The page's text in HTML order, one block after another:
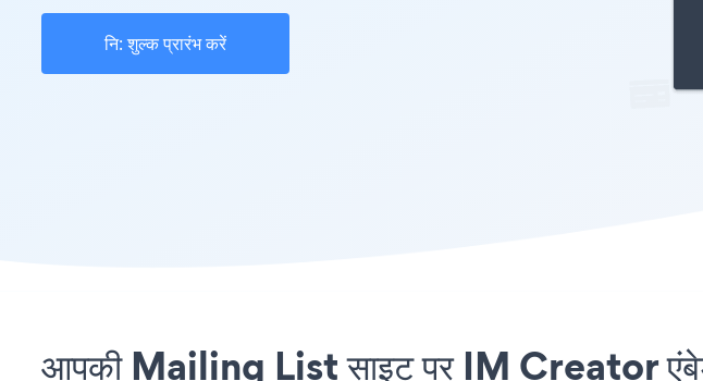
नि: शुल्क प्रारंभ करें
आपकी Mailing List साइट पर IM Creator एंबेड